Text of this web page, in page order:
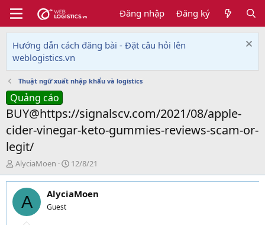
Đăng nhập Đăng ký
Hướng dẫn cách đăng bài - Đặt câu hỏi lên
weblogistics.vn
Thuật ngữ xuất nhập khẩu và logistics
Quảng cáo
BUY@https://signalscv.com/2021/08/apple-
cider-vinegar-keto-gummies-reviews-scam-or-
legit/
T
h
r
e
d
AlyciaMoen
N
g
à
y
12/8/21
A AlyciaMoen
Guest